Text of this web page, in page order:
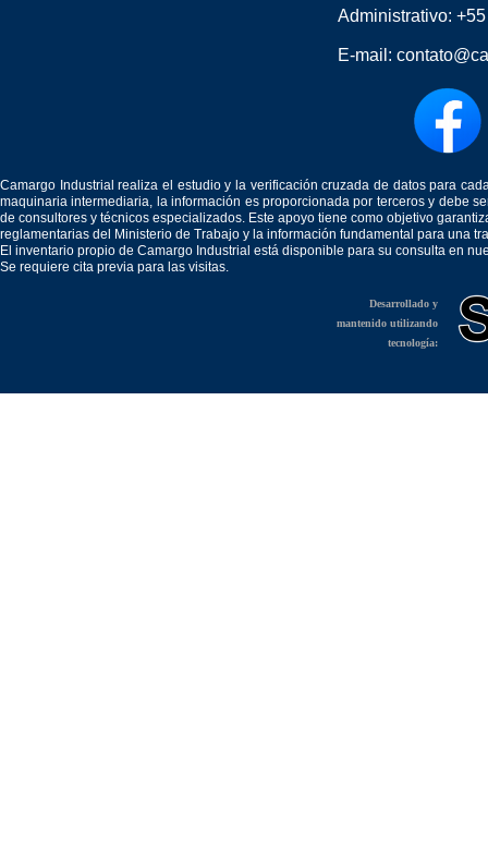
Administrativo:
E-mail:
Camargo Industrial realiza el estudio y la verificación cruzada de datos para
maquinaria intermediaria, la información es proporcionada por terceros y debe
de consultores y técnicos especializados. Este apoyo tiene como objetivo
reglamentarias del Ministerio de Trabajo y la información fundamental para una
El inventario propio de Camargo Industrial está disponible para su consulta en
Se requiere cita previa para las visitas.
Desarrollado y
mantenido utilizando
tecnología: